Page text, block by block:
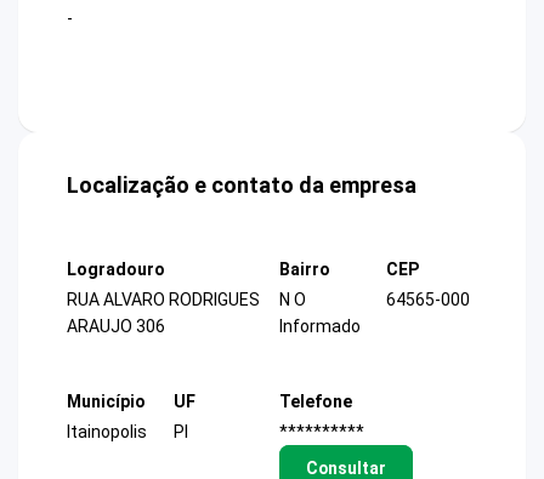
-
Localização e contato da empresa
Logradouro
RUA ALVARO RODRIGUES
ARAUJO 306
Bairro
N O
Informado
CEP
64565-000
Município
Itainopolis
UF
PI
Telefone
**********
Consultar